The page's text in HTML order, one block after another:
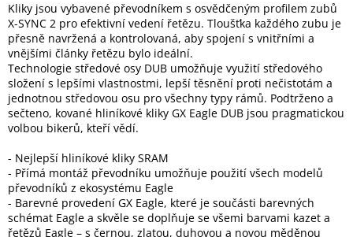
Elektronika
Domácnost
%
Black
Friday
VÝPRODEJ
Akční
zboží
Kliky jsou vybavené převodníkem s osvědčeným profilem zubů
X-SYNC 2 pro efektivní vedení řetězu. Tloušťka každého zubu je
přesně navržená a kontrolovaná, aby spojení s vnitřními a
vnějšími články řetězu bylo ideální.
Technologie středové osy DUB umožňuje využití středového
složení s lepšími vlastnostmi, lepší těsnění proti nečistotám a
jednotnou středovou osu pro všechny typy rámů. Podtrženo a
sečteno, kované hliníkové kliky GX Eagle DUB jsou pragmatickou
volbou bikerů, kteří vědí.
- Nejlepší hliníkové kliky SRAM
- Přímá montáž převodníku umožňuje použití všech modelů
převodníků z ekosystému Eagle
- Barevné provedení GX Eagle, které je součásti barevných
schémat Eagle a skvěle se doplňuje se všemi barvami kazet a
řetězů Eagle – s černou, zlatou, duhovou a novou měděnou